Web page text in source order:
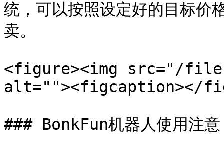
统，可以按照设定好的目标价
卖。
<figure><img src="/
alt=""><figcaption></
### BonkFun机器人使用注意